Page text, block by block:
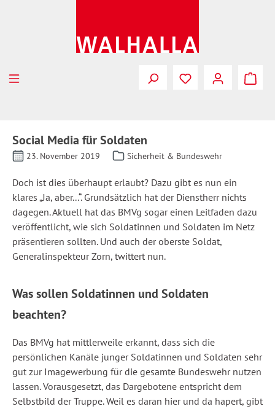
Social Media für Soldaten
23. November 2019 Sicherheit & Bundeswehr
Doch ist dies überhaupt erlaubt? Dazu gibt es nun ein
klares „Ja, aber...“. Grundsätzlich hat der Dienstherr nichts
dagegen. Aktuell hat das BMVg sogar einen Leitfaden dazu
veröffentlicht, wie sich Soldatinnen und Soldaten im Netz
präsentieren sollten. Und auch der oberste Soldat,
Generalinspekteur Zorn, twittert nun.
Was sollen Soldatinnen und Soldaten
beachten?
Das BMVg hat mittlerweile erkannt, dass sich die
persönlichen Kanäle junger Soldatinnen und Soldaten sehr
gut zur Imagewerbung für die gesamte Bundeswehr nutzen
lassen. Vorausgesetzt, das Dargebotene entspricht dem
Selbstbild der Truppe. Weil es daran hier und da hapert, gibt